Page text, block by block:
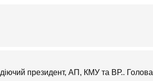
президент, АП, КМУ та ВР.. Голова